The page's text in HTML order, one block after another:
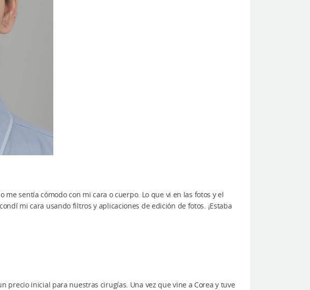
sentía cómodo con mi cara o cuerpo. Lo que vi en las fotos y el
mi cara usando filtros y aplicaciones de edición de fotos. ¡Estaba
precio inicial para nuestras cirugías. Una vez que vine a Corea y tuve